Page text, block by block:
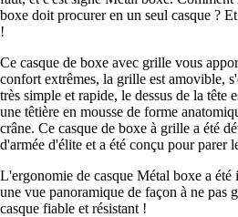
boxe doit procurer en un seul casque ?
!
Ce casque de boxe avec grille vous
confort extrêmes, la grille est amovible,
très simple et rapide, le dessus de la tête
une têtière en mousse de forme
crâne. Ce casque de boxe à grille a été
d'armée d'élite et a été conçu pour parer
L'ergonomie de casque Métal boxe a été
une vue panoramique de façon à ne pas
casque fiable et résistant !